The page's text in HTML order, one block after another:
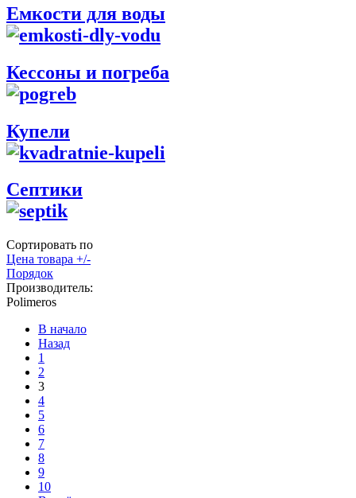
Емкости для воды
Кессоны и погреба
Купели
Септики
Сортировать по
Цена товара +/-
Порядок
Производитель:
Polimeros
В начало
Назад
1
2
3
4
5
6
7
8
9
10